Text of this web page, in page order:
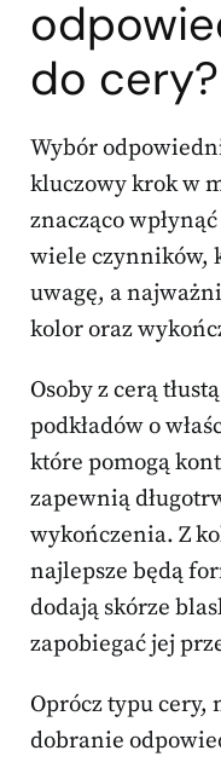
do cery?
Wybór
kluczowy krok w
znacząco
wiele czynników,
uwagę, a
kolor oraz
Osoby z cerą
podkładów o
które pomogą
zapewnią
wykończenia. Z
najlepsze będą
dodają skórze
zapobiegać jej
Oprócz typu cery,
dobranie